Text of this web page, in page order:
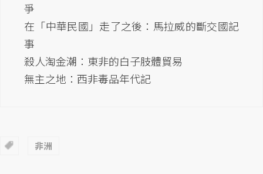
爭
在「中華民國」走了之後：馬拉威的斷交國記
事
殺人淘金潮：東非的白子肢體貿易
無主之地：西非毒品年代記
非洲